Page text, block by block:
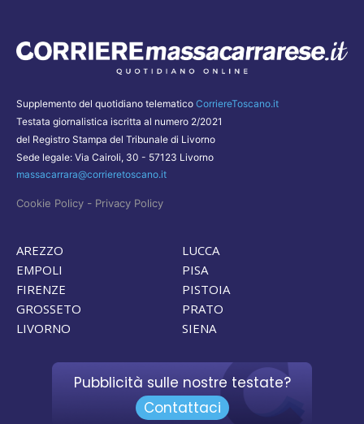
Supplemento del quotidiano telematico CorriereToscano.it
Testata giornalistica iscritta al numero 2/2021
del Registro Stampa del Tribunale di Livorno
Sede legale: Via Cairoli, 30 - 57123 Livorno
massacarrara@corrieretoscano.it
Cookie Policy - Privacy Policy
AREZZO
EMPOLI
FIRENZE
GROSSETO
LIVORNO
LUCCA
PISA
PISTOIA
PRATO
SIENA
Pubblicità sulle nostre testate?
Contattaci